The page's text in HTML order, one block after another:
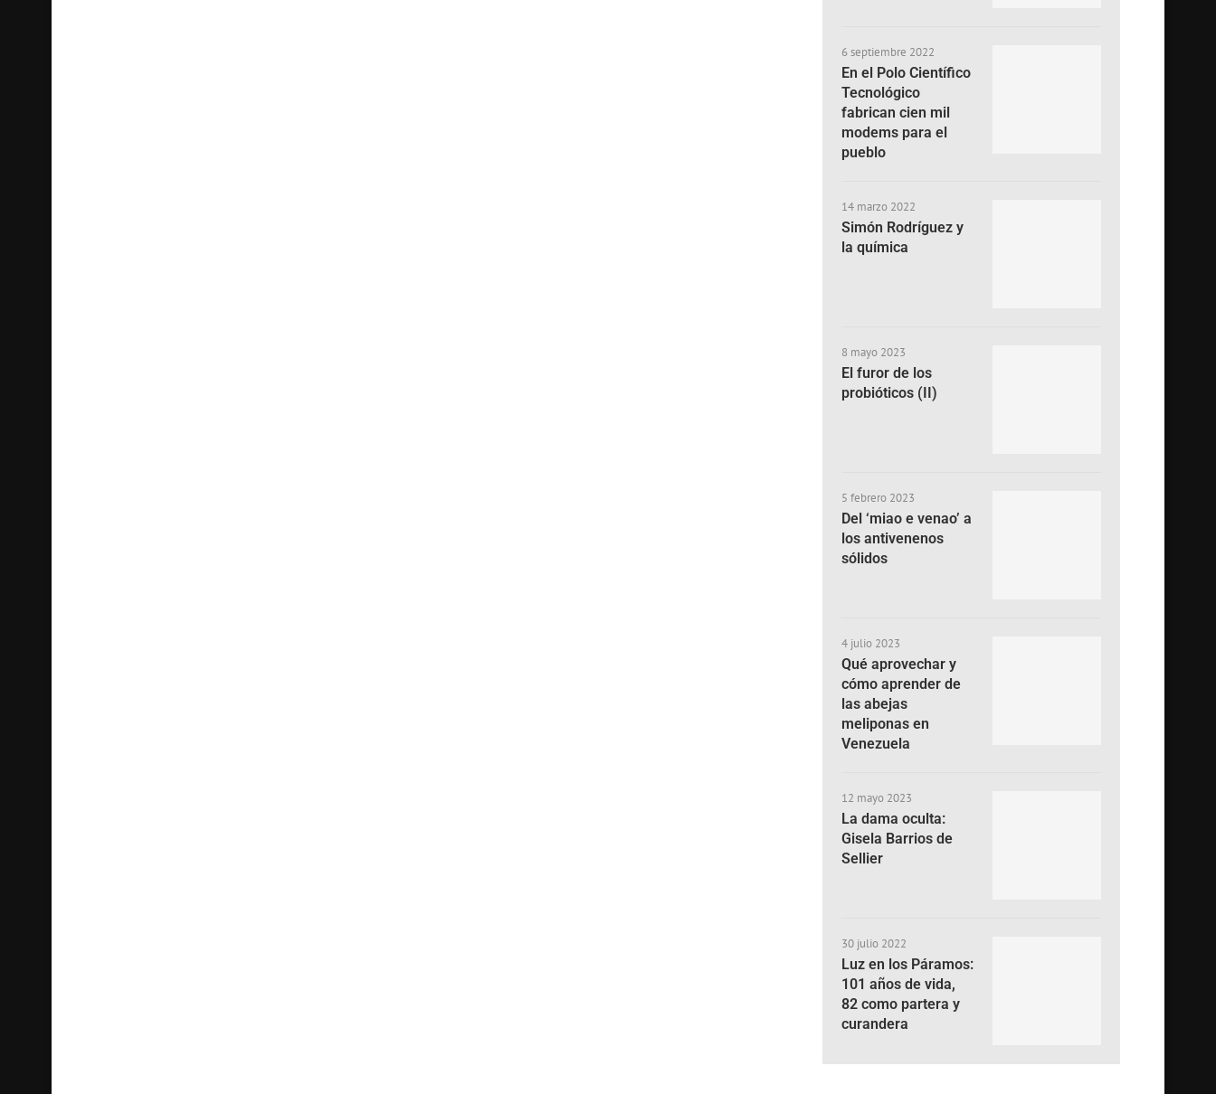
6 septiembre 2022
En el Polo Científico
Tecnológico
fabrican cien mil
modems para el
pueblo
14 marzo 2022
Simón Rodríguez y
la química
8 mayo 2023
El furor de los
probióticos (II)
5 febrero 2023
Del ‘miao e venao’ a
los antivenenos
sólidos
4 julio 2023
Qué aprovechar y
cómo aprender de
las abejas
meliponas en
Venezuela
12 mayo 2023
La dama oculta:
Gisela Barrios de
Sellier
30 julio 2022
Luz en los Páramos:
101 años de vida,
82 como partera y
curandera